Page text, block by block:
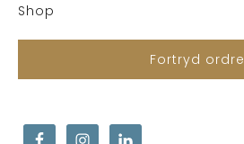
Shop
Fortryd ordre